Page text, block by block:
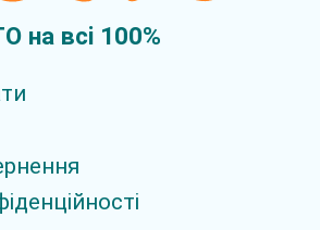
на всi 100%